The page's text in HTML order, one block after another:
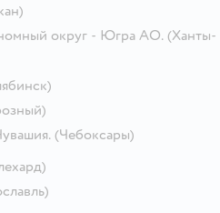
округ - Югра АО. (Ханты-
(Чебоксары)